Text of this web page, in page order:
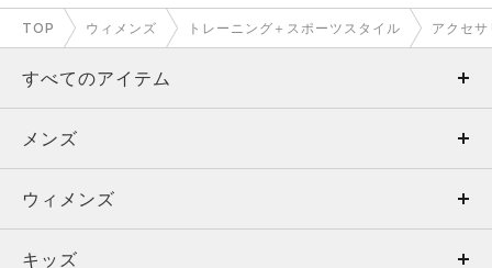
TOP ウィメンズ トレーニング＋スポーツスタイル アクセサ
すべてのアイテム
メンズ
ウィメンズ
キッズ
メンズ
トップス
ボトムス
ウィメンズ
トップス
キッズ